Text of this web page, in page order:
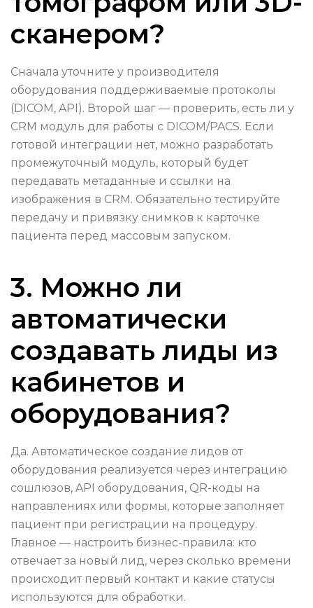
сканером?
Сначала уточните у производителя
оборудования поддерживаемые протоколы
(DICOM, API). Второй шаг — проверить, есть ли у
CRM модуль для работы с DICOM/PACS. Если
готовой интеграции нет, можно разработать
промежуточный модуль, который будет
передавать метаданные и ссылки на
изображения в CRM. Обязательно тестируйте
передачу и привязку снимков к карточке
пациента перед массовым запуском.
3. Можно ли
автоматически
создавать лиды из
кабинетов и
оборудования?
Да. Автоматическое создание лидов от
оборудования реализуется через интеграцию
сошлюзов, API оборудования, QR-коды на
направлениях или формы, которые заполняет
пациент при регистрации на процедуру.
Главное — настроить бизнес-правила: кто
отвечает за новый лид, через сколько времени
происходит первый контакт и какие статусы
используются для обработки.